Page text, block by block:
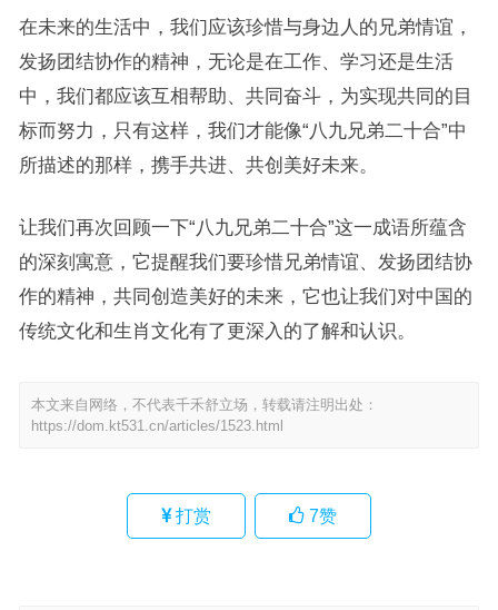
在未来的生活中，我们应该珍惜与身边人的兄弟情谊，
发扬团结协作的精神，无论是在工作、学习还是生活
中，我们都应该互相帮助、共同奋斗，为实现共同的目
标而努力，只有这样，我们才能像“八九兄弟二十合”中
所描述的那样，携手共进、共创美好未来。
让我们再次回顾一下“八九兄弟二十合”这一成语所蕴含
的深刻寓意，它提醒我们要珍惜兄弟情谊、发扬团结协
作的精神，共同创造美好的未来，它也让我们对中国的
传统文化和生肖文化有了更深入的了解和认识。
本文来自网络，不代表千禾舒立场，转载请注明出处：
https://dom.kt531.cn/articles/1523.html
打赏 7赞